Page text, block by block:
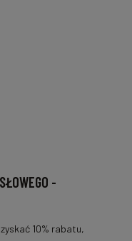
-
10% rabatu,